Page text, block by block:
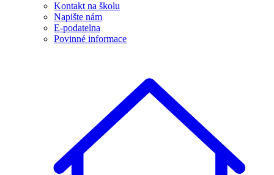
Kontakt na školu
Napište nám
E-podatelna
Povinné informace